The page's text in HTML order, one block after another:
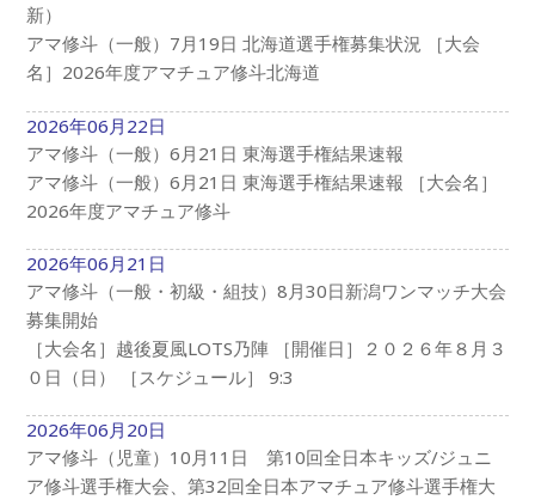
新）
アマ修斗（一般）7月19日 北海道選手権募集状況 ［大会
名］2026年度アマチュア修斗北海道
2026年06月22日
アマ修斗（一般）6月21日 東海選手権結果速報
アマ修斗（一般）6月21日 東海選手権結果速報 ［大会名］
2026年度アマチュア修斗
2026年06月21日
アマ修斗（一般・初級・組技）8月30日新潟ワンマッチ大会
募集開始
［大会名］越後夏風LOTS乃陣 ［開催日］２０２６年８月３
０日（日） ［スケジュール］ 9:3
2026年06月20日
アマ修斗（児童）10月11日 第10回全日本キッズ/ジュニ
ア修斗選手権大会、第32回全日本アマチュア修斗選手権大